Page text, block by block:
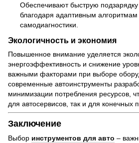
Обеспечивают быструю подзарядку
благодаря адаптивным
самодиагностики.
Экологичность и экономия
Повышенное внимание уделяется
энергоэффективность и снижение
важными факторами при выборе
современные автоинструменты
минимизации потребления ресурсов,
для автосервисов, так и для конечных
Заключение
Выбор инструментов для авто –